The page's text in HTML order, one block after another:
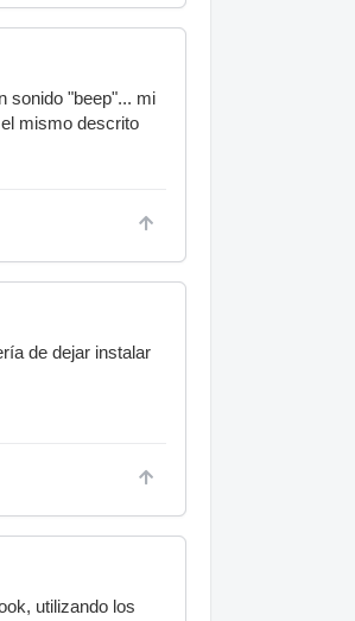
sonido "beep"... mi
mismo descrito
de dejar instalar
utilizando los